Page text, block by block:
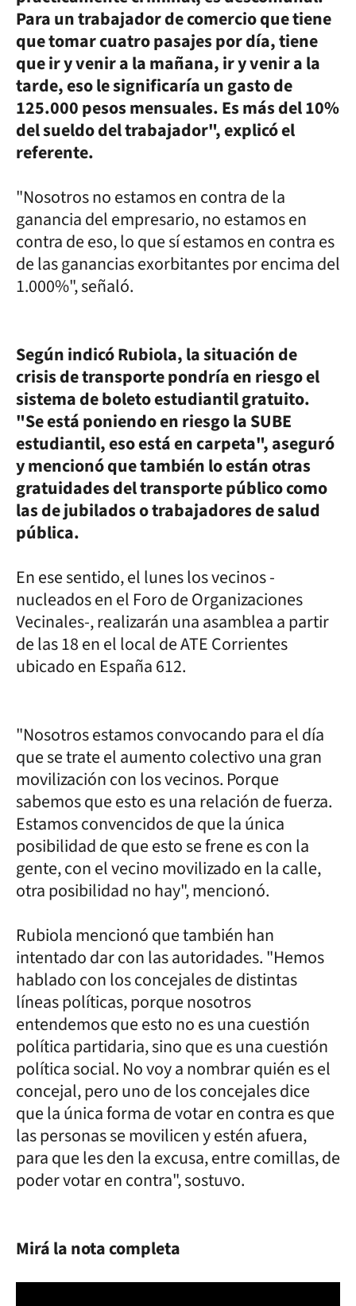
Para un trabajador de comercio que tiene
que tomar cuatro pasajes por día, tiene
que ir y venir a la mañana, ir y venir a la
tarde, eso le significaría un gasto de
125.000 pesos mensuales. Es más del 10%
del sueldo del trabajador", explicó el
referente.
"Nosotros no estamos en contra de la
ganancia del empresario, no estamos en
contra de eso, lo que sí estamos en contra es
de las ganancias exorbitantes por encima del
1.000%", señaló.
Según indicó Rubiola, la situación de
crisis de transporte pondría en riesgo el
sistema de boleto estudiantil gratuito.
"Se está poniendo en riesgo la SUBE
estudiantil, eso está en carpeta", aseguró
y mencionó que también lo están otras
gratuidades del transporte público como
las de jubilados o trabajadores de salud
pública.
En ese sentido, el lunes los vecinos -
nucleados en el Foro de Organizaciones
Vecinales-, realizarán una asamblea a partir
de las 18 en el local de ATE Corrientes
ubicado en España 612.
"Nosotros estamos convocando para el día
que se trate el aumento colectivo una gran
movilización con los vecinos. Porque
sabemos que esto es una relación de fuerza.
Estamos convencidos de que la única
posibilidad de que esto se frene es con la
gente, con el vecino movilizado en la calle,
otra posibilidad no hay", mencionó.
Rubiola mencionó que también han
intentado dar con las autoridades. "Hemos
hablado con los concejales de distintas
líneas políticas, porque nosotros
entendemos que esto no es una cuestión
política partidaria, sino que es una cuestión
política social. No voy a nombrar quién es el
concejal, pero uno de los concejales dice
que la única forma de votar en contra es que
las personas se movilicen y estén afuera,
para que les den la excusa, entre comillas, de
poder votar en contra", sostuvo.
Mirá la nota completa